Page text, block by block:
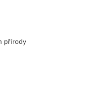
přírody